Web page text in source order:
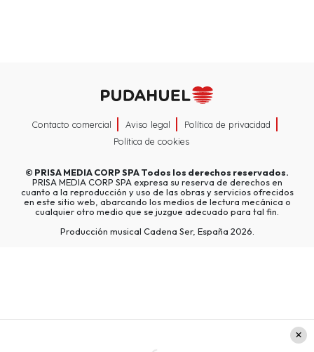
Contacto comercial Aviso legal
Política de privacidad
Política de cookies
© PRISA MEDIA CORP SPATodos los derechos reservados.
PRISA MEDIA CORP SPA expresa su reserva de derechos en
cuanto a la reproducción y uso de las obras y servicios ofrecidos
en este sitio web, abarcando los medios de lectura mecánica o
cualquier otro medio que se juzgue adecuado para tal fin.
Producción musical Cadena Ser, España 2026.